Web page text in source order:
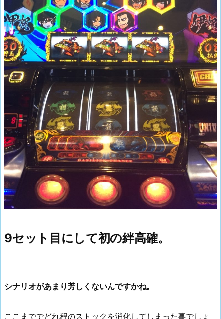
9セット目にして初の絆高確。
シナリオがあまり芳しくないんですかね。
ここまででどれ程のストックを消化してしまった事でしょ